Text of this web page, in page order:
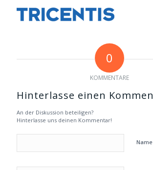
0
KOMMENTARE
Hinterlasse einen
An der Diskussion beteiligen?
Hinterlasse uns deinen Kommentar!
Name